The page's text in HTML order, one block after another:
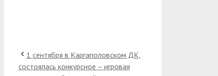
1 сентября в Каргаполовском ДК,
состоялась конкурсное – игровая